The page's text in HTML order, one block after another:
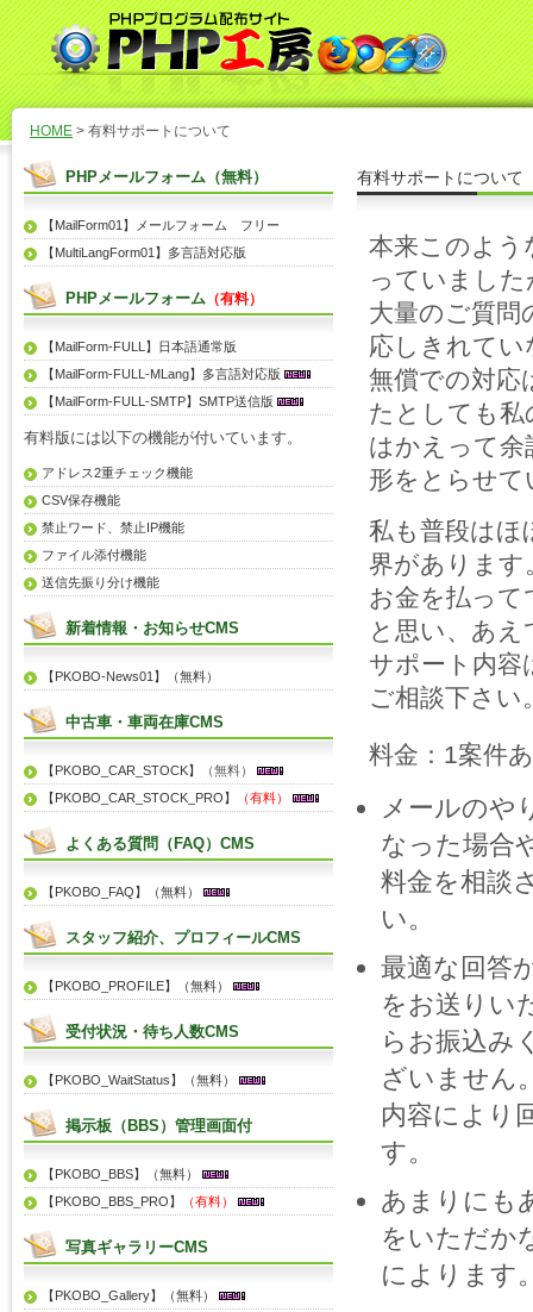
HOME > 有料サポートについて
有料サポートについて
本来このよう
っていました
大量のご質問
応しきれてい
無償での対応
たとしても私
はかえって
形をとらせ
私も普段はほ
界があります
お金を払っ
と思い、あ
サポート内
ご相談下さい
料金：1案件
メールのや
なった場合
料金を相談
い。
最適な回答
をお送りい
らお振込み
ざいません
内容により
す。
あまりにも
をいただか
によります
PHPメールフォーム（無料）
【MailForm01】メールフォーム フリー
【MultiLangForm01】多言語対応版
PHPメールフォーム （有料）
【MailForm-FULL】日本語通常版
【MailForm-FULL-MLang】多言語対応版
【MailForm-FULL-SMTP】SMTP送信版
有料版には以下の機能が付いています。
アドレス2重チェック機能
CSV保存機能
禁止ワード、禁止IP機能
ファイル添付機能
送信先振り分け機能
新着情報・お知らせCMS
【PKOBO-News01】（無料）
中古車・車両在庫CMS
【PKOBO_CAR_STOCK】
（無料）
【PKOBO_CAR_STOCK_PRO】
（有料）
よくある質問（FAQ）CMS
【PKOBO_FAQ】（無料）
スタッフ紹介、プロフィールCMS
【PKOBO_PROFILE】（無料）
受付状況・待ち人数CMS
【PKOBO_WaitStatus】（無料）
掲示板（BBS）管理画面付
【PKOBO_BBS】（無料）
【PKOBO_BBS_PRO】
（有料）
写真ギャラリーCMS
【PKOBO_Gallery】（無料）